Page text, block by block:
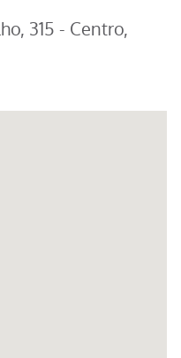
315 - Centro,